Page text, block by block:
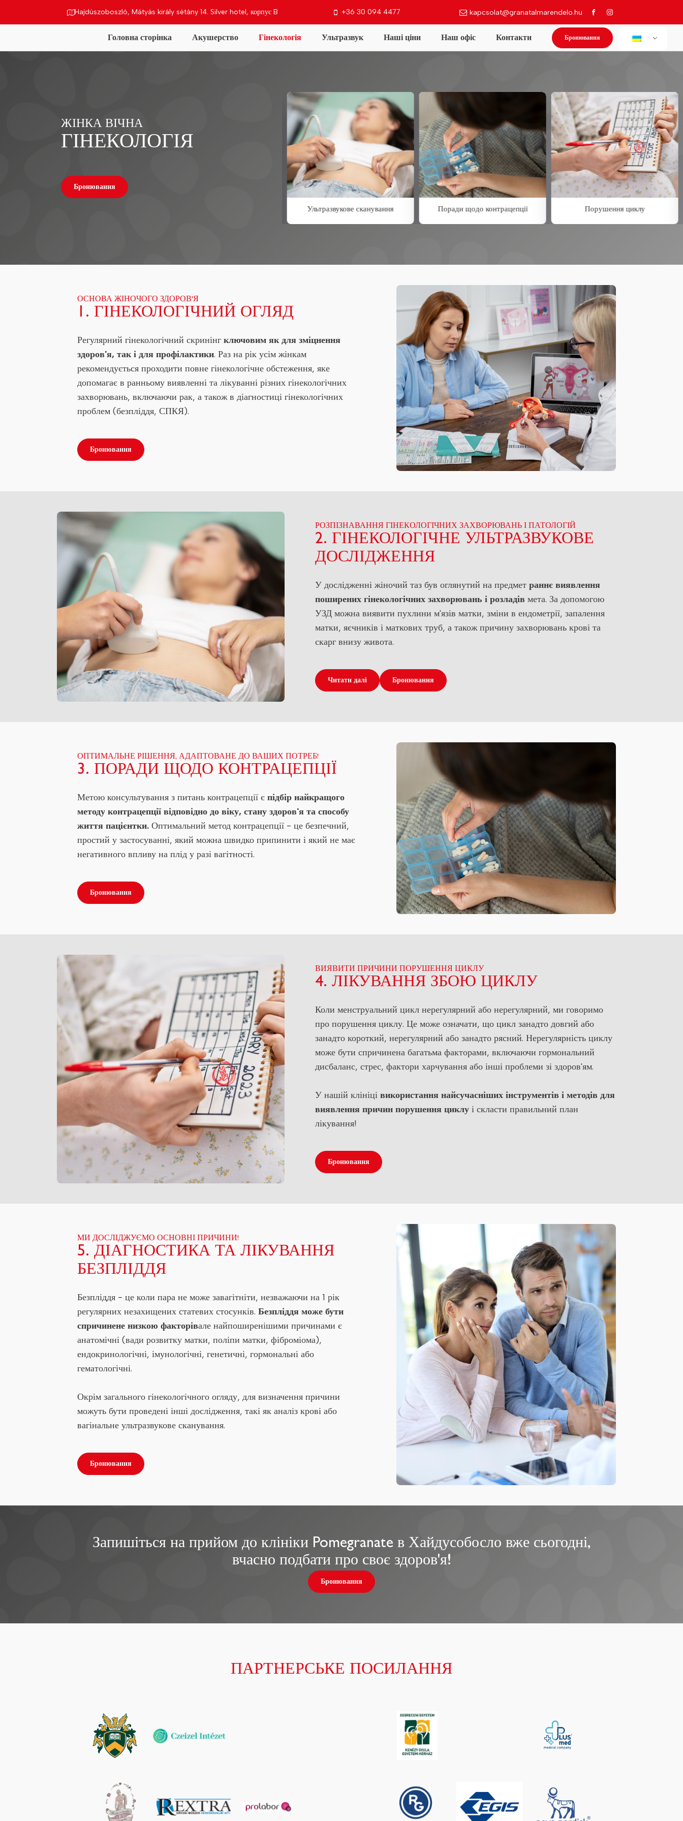
Hajdúszoboszló, Mátyás király sétány 14. Silver hotel, корпус B +36 30 094 4477 kapcsolat@granatalmarendelo.hu
Головна сторінка Акушерство Гінекологія Ультразвук Наші ціни Наш офіс
Контакти
Гінекологія Ультразвук Наші ціни Наш офіс Контакти
Бронювання
ЖІНКА ВІЧНА
ГІНЕКОЛОГІЯ
Бронювання
Ультразвукове сканування Поради щодо контрацепції Порушення циклу
ОСНОВА ЖІНОЧОГО ЗДОРОВ'Я
1. ГІНЕКОЛОГІЧНИЙ ОГЛЯД
Регулярний гінекологічний скринінг ключовим як для зміцнення
здоров'я, так і для профілактики. Раз на рік усім жінкам
рекомендується проходити повне гінекологічне обстеження, яке
допомагає в ранньому виявленні та лікуванні різних гінекологічних
захворювань, включаючи рак, а також в діагностиці гінекологічних
проблем (безпліддя, СПКЯ).
Бронювання
РОЗПІЗНАВАННЯ ГІНЕКОЛОГІЧНИХ ЗАХВОРЮВАНЬ І ПАТОЛОГІЙ
2. ГІНЕКОЛОГІЧНЕ УЛЬТРАЗВУКОВЕ
ДОСЛІДЖЕННЯ
У дослідженні жіночий таз був оглянутий на предмет раннє виявлення
поширених гінекологічних захворювань і розладів мета. За допомогою
УЗД можна виявити пухлини м'язів матки, зміни в ендометрії, запалення
матки, яєчників і маткових труб, а також причину захворювань крові та
скарг внизу живота.
Читати далі Бронювання
ОПТИМАЛЬНЕ РІШЕННЯ, АДАПТОВАНЕ ДО ВАШИХ ПОТРЕБ!
3. ПОРАДИ ЩОДО КОНТРАЦЕПЦІЇ
Метою консультування з питань контрацепції є підбір найкращого
методу контрацепції відповідно до віку, стану здоров'я та способу
життя пацієнтки. Оптимальний метод контрацепції - це безпечний,
простий у застосуванні, який можна швидко припинити і який не має
негативного впливу на плід у разі вагітності.
Бронювання
ВИЯВИТИ ПРИЧИНИ ПОРУШЕННЯ ЦИКЛУ
4. ЛІКУВАННЯ ЗБОЮ ЦИКЛУ
Коли менструальний цикл нерегулярний або нерегулярний, ми говоримо
про порушення циклу. Це може означати, що цикл занадто довгий або
занадто короткий, нерегулярний або занадто рясний. Нерегулярність циклу
може бути спричинена багатьма факторами, включаючи гормональний
дисбаланс, стрес, фактори харчування або інші проблеми зі здоров'ям.
У нашій клініці використання найсучасніших інструментів і методів для
виявлення причин порушення циклу і скласти правильний план
лікування!
Бронювання
МИ ДОСЛІДЖУЄМО ОСНОВНІ ПРИЧИНИ!
5. ДІАГНОСТИКА ТА ЛІКУВАННЯ
БЕЗПЛІДДЯ
Безпліддя - це коли пара не може завагітніти, незважаючи на 1 рік
регулярних незахищених статевих стосунків. Безпліддя може бути
спричинене низкою факторівале найпоширенішими причинами є
анатомічні (вади розвитку матки, поліпи матки, фіброміома),
ендокринологічні, імунологічні, генетичні, гормональні або
гематологічні.
Окрім загального гінекологічного огляду, для визначення причини
можуть бути проведені інші дослідження, такі як аналіз крові або
вагінальне ультразвукове сканування.
Бронювання
Запишіться на прийом до клініки Pomegranate в Хайдусобосло вже сьогодні,
вчасно подбати про своє здоров'я!
Бронювання
ПАРТНЕРСЬКЕ ПОСИЛАННЯ